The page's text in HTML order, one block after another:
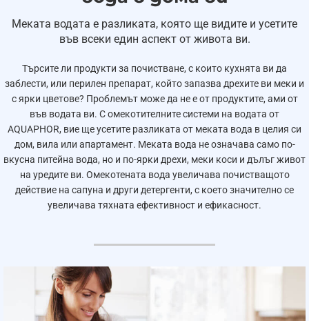
системата S1000 намалява соли на твърдостта,
желязо и манган.
По-малко котлен камък— омекотяването на
водата спомага за намаляване на отлаганията по
нагреватели, тръби, смесители и домакински уреди.
Лесна регенерация— филтриращите свойства на
омекотителя се възстановяват чрез регенерация
със сол и вода, без нужда от честа подмяна на
модули.
Икономична поддръжка— системата използва
регенерация на йонообменната смола, което
намалява нуждата от редовна смяна на скъпи
консумативи.
Защита от преливане— системата разполага с
Подходяща за цялото жилище— комплектът е
на инсталацията.
КОМПЛЕКТЪТ ВКЛЮЧВА
Меката водата е разликата, която ще видите и усетите
във всеки един аспект от живота ви.
Търсите ли продукти за почистване, с които кухнята ви да
заблести, или перилен препарат, който запазва дрехите ви меки и
с ярки цветове? Проблемът може да не е от продуктите, ами от
във водата ви. С омекотителните системи на водата от
AQUAPHOR, вие ще усетите разликата от меката вода в целия си
дом, вила или апартамент. Меката вода не означава само по-
вкусна питейна вода, но и по-ярки дрехи, меки коси и дълъг живот
на уредите ви. Омекотената вода увеличава почистващото
действие на сапуна и други детергенти, с което значително се
увеличава тяхната ефективност и ефикасност.